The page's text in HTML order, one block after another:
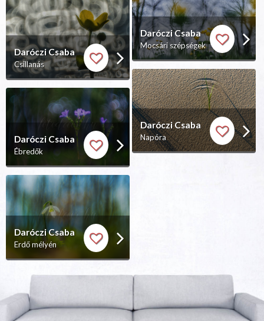
Daróczi Csaba
Csillanás
Daróczi Csaba
Ébredők
Daróczi Csaba
Erdő mélyén
Daróczi Csaba
Mocsári szépségek
Daróczi Csaba
Napóra